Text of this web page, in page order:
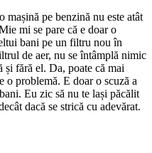
mașină pe benzină nu este atât
mi se pare că e doar o
bani pe un filtru nou în
de aer, nu se întâmplă nimic
fără el. Da, poate că mai
o problemă. E doar o scuză a
Eu zic să nu te lași păcălit
dacă se strică cu adevărat.